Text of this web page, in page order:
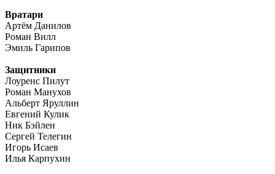
Вратари
Артём Данилов
Роман Вилл
Эмиль Гарипов
Защитники
Лоуренс Пилут
Роман Манухов
Альберт Яруллин
Евгений Кулик
Ник Бэйлен
Сергей Телегин
Игорь Исаев
Илья Карпухин